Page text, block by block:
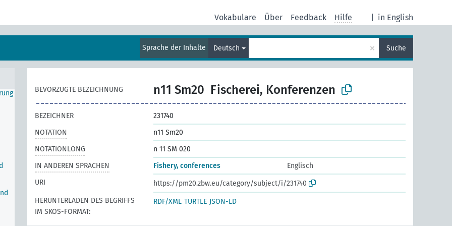
in English
Vokabulare Über Feedback Hilfe
Sprache der Inhalte Deutsch × Suche
BEVORZUGTE BEZEICHNUNG n11 Sm20 Fischerei, Konferenzen
BEZEICHNER
231740
NOTATION
n11 Sm20
NOTATIONLONG
n 11 SM 020
IN ANDEREN SPRACHEN
Fishery, conferences
Englisch
URI
https://pm20.zbw.eu/category/subject/i/231740
HERUNTERLADEN DES BEGRIFFS
IM SKOS-FORMAT:
RDF/XML TURTLE JSON-LD